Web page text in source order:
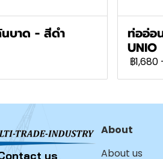
บาด - สีดำ
ท่ออ่อ
UNIO
฿1,680
us
About
About us